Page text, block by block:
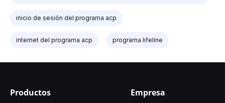
inicio de sesión del programa acp
internet del programa acp programa lifeline
Productos Empresa